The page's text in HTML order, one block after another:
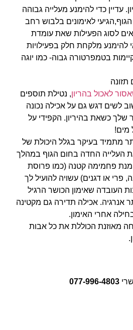
עדיין כדי להימנע מעלייה גבוהה
לאימונים בלבוש רחב
לסוג הפעילות שאת עומדת
להימנע מלקחת חלק בפעילויות
בטמפרטורה גבוה- כמו יוגה
לאכול בהריון, נטילת תוספים
לשים דגש גם על אכילה נכונה
שלך כשאת בהיריון. הקפידי על
מים!
מתמיד בעיקר בגלל היכולת של
העלייה החדה בחום הגוף במהלך
מנת פחמימה קטנה (כמו פרוסת
פרי או דגנים) עשויה להועיל לך
העובדה שאימון הכושר הרגיל
אנרגיה. אכילה תדירה גם מקטינה
אחרי האימון.
מאוזנת הכוללת את כל אבות
077-996-4803